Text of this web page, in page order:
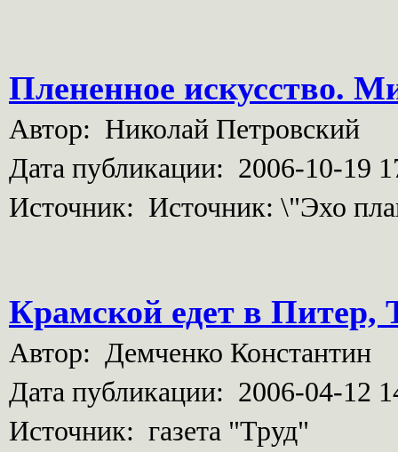
Плененное искусство.
Автор: Николай Петровский
Дата публикации: 2006-10-19
Источник: Источник: \"Эхо
Крамской едет в Питер,
Автор: Демченко Константин
Дата публикации: 2006-04-12
Источник: газета "Труд"